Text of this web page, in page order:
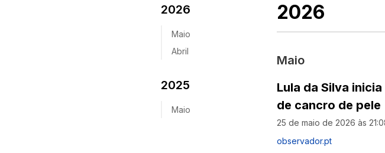
2026
Maio
Abril
2025
Maio
2026
Maio
Lula da Silva
de cancro de pele
25 de maio de 2026 às
observador.pt